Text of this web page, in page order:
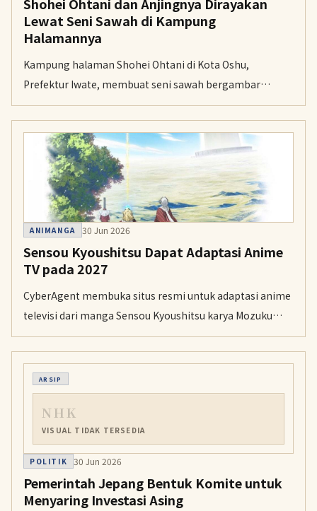
Lewat Seni Sawah di Kampung
Halamannya
Kampung halaman Shohei Ohtani di Kota Oshu,
Prefektur Iwate, membuat seni sawah bergambar
Ohtani dan anjingnya, Dekopin. Warga menanam
delapan varietas padi untuk membentuk gambar itu, dan
hasilnya akan paling indah hingga akhir Juli.
ANIMANGA 30 Jun 2026
Sensou Kyoushitsu Dapat Adaptasi Anime
TV pada 2027
CyberAgent membuka situs resmi untuk adaptasi anime
televisi dari manga Sensou Kyoushitsu karya Mozuku
Sora dan Higoro Toumori. Situs itu juga menampilkan
staf utama, visual teaser, dan video teaser.
ARSIP
NHK
VISUAL TIDAK TERSEDIA
POLITIK 30 Jun 2026
Pemerintah Jepang Bentuk Komite untuk
Menyaring Investasi Asing